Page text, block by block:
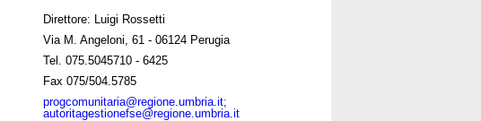
Direttore: Luigi Rossetti
Via M. Angeloni, 61 - 06124 Perugia
Tel.
075.5045710 - 6425
Fax 075/504.5785
progcomunitaria@regione.umbria.it;
autoritagestionefse@regione.umbria.it